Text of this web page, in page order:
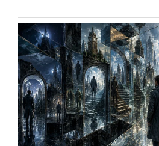
книге
«Фальшивые
зеркала»
Сергея
Лукьяненко»